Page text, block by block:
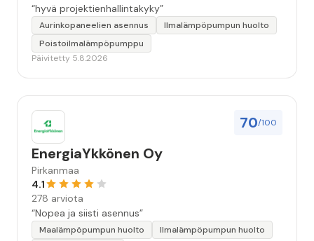
“hyvä projektienhallintakyky”
Aurinkopaneelien asennus
Ilmalämpöpumpun huolto
Poistoilmalämpöpumppu
Päivitetty 5.8.2026
70/100
EnergiaYkkönen Oy
Pirkanmaa
4.1
278 arviota
“Nopea ja siisti asennus”
Maalämpöpumpun huolto
Ilmalämpöpumpun huolto